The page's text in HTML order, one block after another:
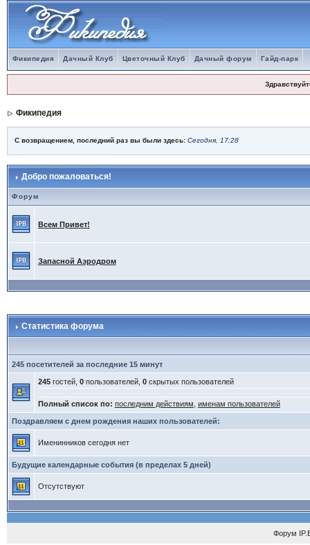
Фикипедия Дачный Клуб Цветочный Клуб Дачный форум Гайд-парк
Фикипедия
С возвращением, последний раз вы были здесь: Сегодня, 17:28
Добро пожаловаться!
Форум
Всем Привет!
Запасной Аэродром
Статистика форума
245 посетителей за последние 15 минут
245гостей, 0пользователей, 0скрытых пользователей
Полный список по: последним действиям именам пользователей
Поздравляем с днем рождения наших пользователей:
Именинников сегодня нет
Будущие календарные события (в пределах 5 дней)
Отсутствуют
Форум